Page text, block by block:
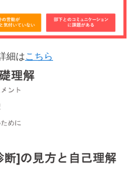
細はこちら